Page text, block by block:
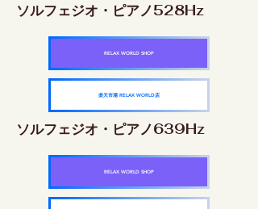
ソルフェジオ・ピアノ528Hz
RELAX WORLD SHOP
楽天市場 RELAX WORLD店
ソルフェジオ・ピアノ639Hz
RELAX WORLD SHOP